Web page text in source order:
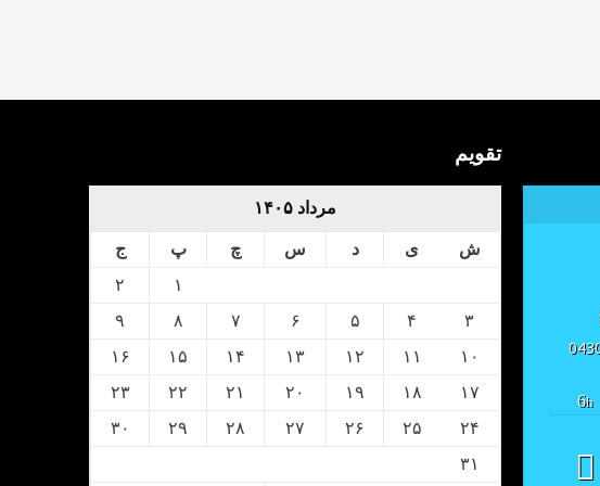
6h
تقویم
مرداد ۱۴۰۵
ش ی د س چ پ
ج
۱
۲
۳
۴ ۵ ۶ ۷ ۸
۹
۱۰
۱۱ ۱۲ ۱۳ ۱۴ ۱۵
۱۶
۱۷
۱۸ ۱۹ ۲۰ ۲۱ ۲۲
۲۳
۲۴
۲۵ ۲۶ ۲۷ ۲۸ ۲۹
۳۰
۳۱